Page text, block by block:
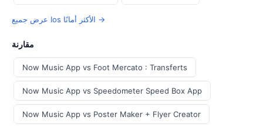
عرض جميع Ios الأكثر أمانًا →
مقارنة
Now Music App vs Foot Mercato : Transferts
Now Music App vs Speedometer Speed Box App
Now Music App vs Poster Maker + Flyer Creator